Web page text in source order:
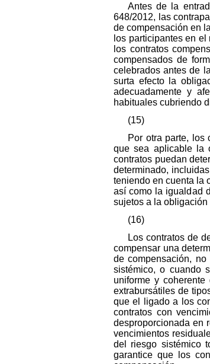
Antes de la
648/2012, las
de compensación en
los participantes en
los contratos
compensados de
celebrados antes de
surta efecto la
adecuadamente y
habituales cubriendo
(15)
Por otra parte, los
que sea aplicable la
contratos puedan
determinado,
teniendo en cuenta la
así como la igualdad
sujetos a la
(16)
Los contratos de
compensar una
de compensación,
sistémico, o cuando
uniforme y
extrabursátiles de
que el ligado a los
contratos con
desproporcionada en
vencimientos
del riesgo sistémico
garantice que los